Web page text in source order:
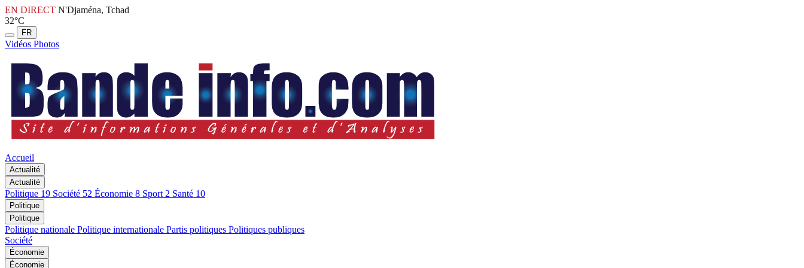
EN DIRECT N'Djaména, Tchad
32°C
FR
Vidéos Photos
Accueil
Actualité
Actualité
Politique 19 Société 52 Économie 8 Sport 2 Santé 10
Politique
Politique
Politique nationale Politique internationale Partis politiques Politiques publiques
Société
Économie
Économie